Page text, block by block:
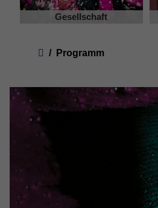
Gesellschaft
Programm